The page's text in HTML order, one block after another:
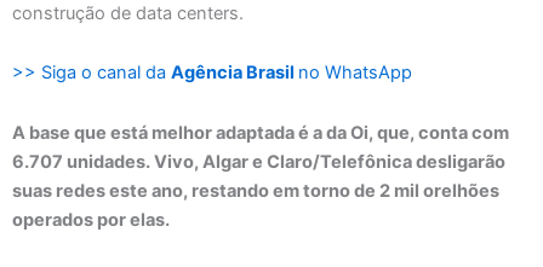
construção de data centers.
>> Siga o canal da Agência Brasil no WhatsApp
A base que está melhor adaptada é a da Oi, que, conta com
6.707 unidades. Vivo, Algar e Claro/Telefônica desligarão
suas redes este ano, restando em torno de 2 mil orelhões
operados por elas.